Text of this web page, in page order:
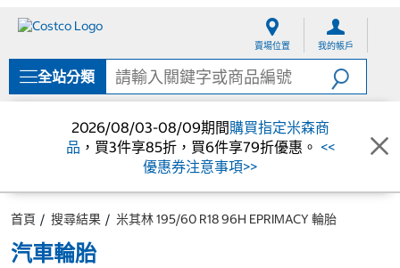
單
賣場位置 我的帳戶
全站分類
2026/08/03-08/09期間購買指定米森商
品 ，買3件享85折，買6件享79折優惠。 <<
優惠券注意事項>>
首頁 搜尋結果 米其林 195/60 R18 96H EPRIMACY 輪胎
汽車輪胎